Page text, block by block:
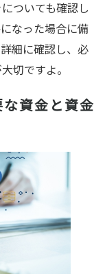
ついても確認し
なった場合に備
細に確認し、必
切ですよ。
資金と資金